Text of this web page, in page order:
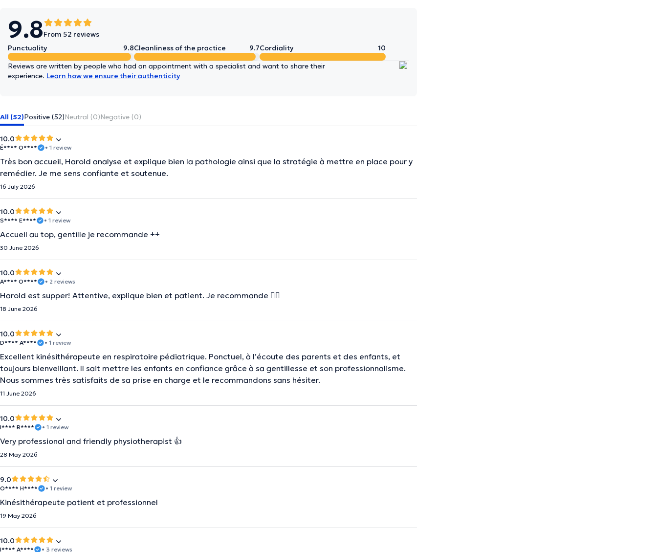
9.8From 52 reviews
Punctuality
9.8Cleanliness of the practice 9.7Cordiality 10
Reviews are written by people who had an appointment with a specialist and want to share their
experience. Learn how we ensure their authenticity
All (52)Positive (52)Neutral (0)Negative (0)
10.0
É**** O**** • 1 review
Très bon accueil, Harold analyse et explique bien la pathologie ainsi que la stratégie à mettre en place pour y
remédier. Je me sens confiante et soutenue.
16 July 2026
10.0
S**** E**** • 1 review
Accueil au top, gentille je recommande ++
30 June 2026
10.0
A**** O**** • 2 reviews
Harold est supper! Attentive, explique bien et patient. Je recommande 👍🏻
18 June 2026
10.0
D**** A**** • 1 review
Excellent kinésithérapeute en respiratoire pédiatrique. Ponctuel, à l’écoute des parents et des enfants, et
toujours bienveillant. Il sait mettre les enfants en confiance grâce à sa gentillesse et son professionnalisme.
Nous sommes très satisfaits de sa prise en charge et le recommandons sans hésiter.
11 June 2026
10.0
I**** R**** • 1 review
Very professional and friendly physiotherapist 👍
28 May 2026
9.0
O**** H**** • 1 review
Kinésithérapeute patient et professionnel
19 May 2026
10.0
I**** A**** • 3 reviews